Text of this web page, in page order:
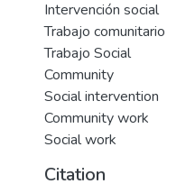
Intervención social
Trabajo comunitario
Trabajo Social
Community
Social intervention
Community work
Social work
Citation